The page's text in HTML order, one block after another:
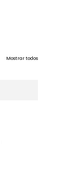
Mostrar todos